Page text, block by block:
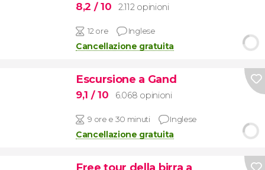
8,2 / 10 2.112 opinioni
12 ore Inglese
Cancellazione gratuita
Escursione a Gand
9,1 / 10 6.068 opinioni
9 ore e 30 minuti Inglese
Cancellazione gratuita
Free tour della birra a